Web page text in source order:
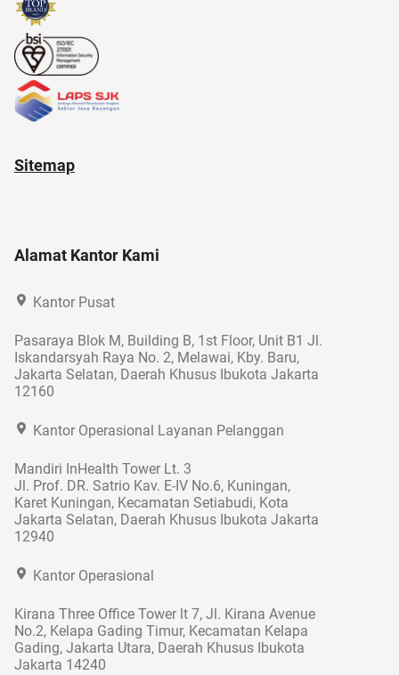
akun instagram
Sitemap
Alamat Kantor Kami
Kantor Pusat
Pasaraya Blok M, Building B, 1st Floor, Unit B1 Jl.
Iskandarsyah Raya No. 2, Melawai, Kby. Baru,
Jakarta Selatan, Daerah Khusus Ibukota Jakarta
12160
Kantor Operasional Layanan Pelanggan
Mandiri InHealth Tower Lt. 3
Jl. Prof. DR. Satrio Kav. E-IV No.6, Kuningan,
Karet Kuningan, Kecamatan Setiabudi, Kota
Jakarta Selatan, Daerah Khusus Ibukota Jakarta
12940
Kantor Operasional
Kirana Three Office Tower lt 7, Jl. Kirana Avenue
No.2, Kelapa Gading Timur, Kecamatan Kelapa
Gading, Jakarta Utara, Daerah Khusus Ibukota
Jakarta 14240